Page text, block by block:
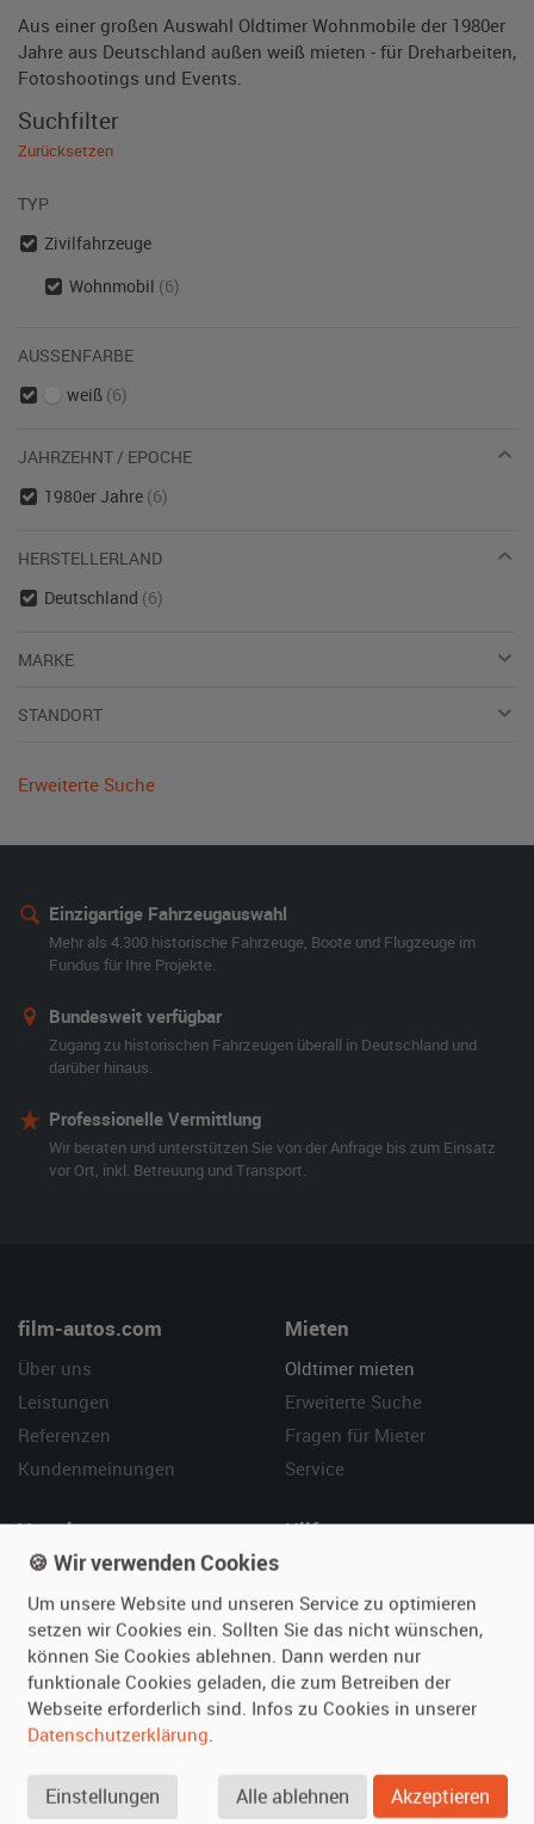
Aus einer großen Auswahl Oldtimer Wohnmobile der 1980er
Jahre aus Deutschland außen weiß mieten - für Dreharbeiten,
Fotoshootings und Events.
Suchfilter
Zurücksetzen
TYP
Zivilfahrzeuge
Wohnmobil (6)
AUSSENFARBE
weiß (6)
JAHRZEHNT / EPOCHE
1980er Jahre (6)
HERSTELLERLAND
Deutschland (6)
MARKE
STANDORT
Erweiterte Suche
Einzigartige Fahrzeugauswahl
Mehr als 4.300 historische Fahrzeuge, Boote und Flugzeuge im
Fundus für Ihre Projekte.
Bundesweit verfügbar
Zugang zu historischen Fahrzeugen überall in Deutschland und
darüber hinaus.
Professionelle Vermittlung
Wir beraten und unterstützen Sie von der Anfrage bis zum Einsatz
vor Ort, inkl. Betreuung und Transport.
film-autos.com
Über uns
Leistungen
Referenzen
Kundenmeinungen
Mieten
Oldtimer mieten
Erweiterte Suche
Fragen für Mieter
Service
Vermieten
Oldtimer anmelden
Fotos senden
Fragen für Vermieter
Inserat verwalten
Hilfe
So funktioniert's
Kontakt
SPECIAL
unsere Top 10 ...
🍪 Wir verwenden Cookies
Um unsere Website und unseren Service zu optimieren
setzen wir Cookies ein. Sollten Sie das nicht wünschen,
können Sie Cookies ablehnen. Dann werden nur
funktionale Cookies geladen, die zum Betreiben der
Webseite erforderlich sind. Infos zu Cookies in unserer
Datenschutzerklärung.
Einstellungen Alle ablehnen Akzeptieren